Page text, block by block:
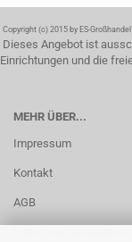
Copyright (c) 2015 by ES-Großhandel
Dieses Angebot ist
Einrichtungen und die
MEHR ÜBER...
Impressum
Kontakt
AGB